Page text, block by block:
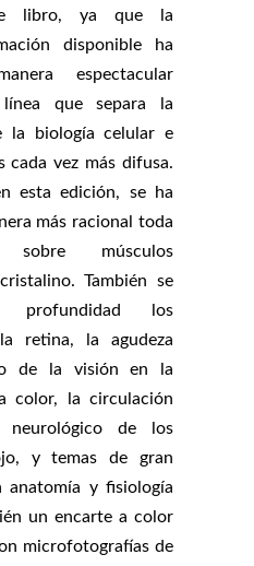
libro, ya que la
disponible ha
espectacular
que separa la
la biología celular e
cada vez más difusa.
esta edición, se ha
más racional toda
músculos
También se
los
retina, la agudeza
de la visión en la
color, la circulación
de los
y temas de gran
anatomía y fisiología
un encarte a color
microfotografías de